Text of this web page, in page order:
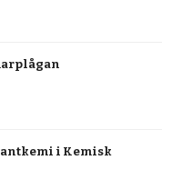
i Kemisk